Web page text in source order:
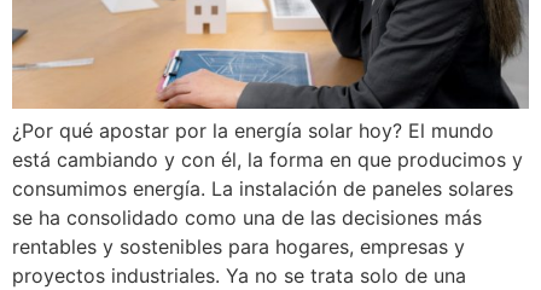
¿Por qué apostar por la energía solar hoy? El mundo
está cambiando y con él, la forma en que producimos y
consumimos energía. La instalación de paneles solares
se ha consolidado como una de las decisiones más
rentables y sostenibles para hogares, empresas y
proyectos industriales. Ya no se trata solo de una